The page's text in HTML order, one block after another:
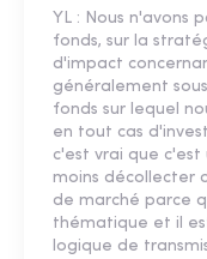
YL : Nous n'avons
fonds, sur la
d'impact
généralement
fonds sur lequel
en tout cas
c'est vrai que
moins décollecter
de marché parce
thématique et il
logique de